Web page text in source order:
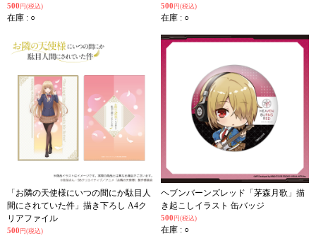
500 円(税込)
在庫 : ○
500 円(税込)
在庫 : ○
「お隣の天使様にいつの間にか駄目人
間にされていた件」描き下ろし A4ク
リアファイル
500 円(税込)
ヘブンバーンズレッド「茅森月歌」描
き起こしイラスト 缶バッジ
500 円(税込)
在庫 : ○